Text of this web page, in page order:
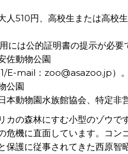
人510円、高校生または高校
には公的証明書の提示が必要
佐動物公園
E-mail：zoo@asazoo.jp）。
公園
本動物園水族館協会、特定非
カの森林にすむ小型のゾウ
危機に直面しています。コ
保護に従事されてきた西原